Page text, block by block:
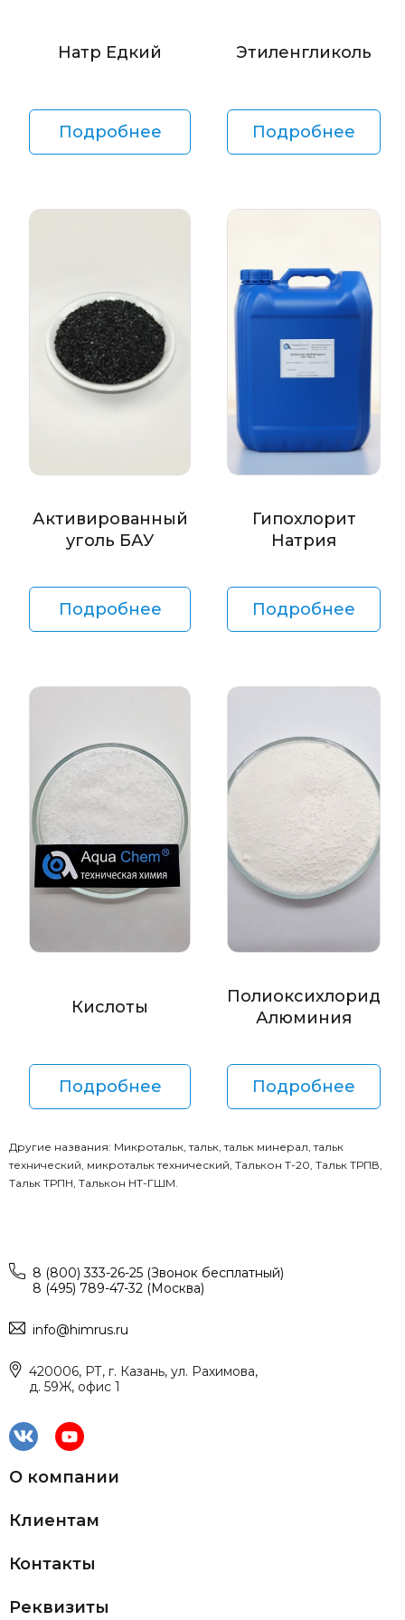
Натр Едкий
Подробнее
Этиленгликоль
Подробнее
Активированный
уголь БАУ
Подробнее
Гипохлорит
Натрия
Подробнее
Кислоты
Подробнее
Полиоксихлорид
Алюминия
Подробнее
Другие названия: Микротальк, тальк, тальк минерал, тальк
технический, микротальк технический, Талькон Т-20, Тальк ТРПВ,
Тальк ТРПН, Талькон НТ-ГШМ.
8 (800) 333-26-25 (Звонок бесплатный)
8 (495) 789-47-32 (Москва)
info@himrus.ru
420006, РТ, г. Казань, ул. Рахимова,
д. 59Ж, офис 1
О компании
Клиентам
Контакты
Реквизиты